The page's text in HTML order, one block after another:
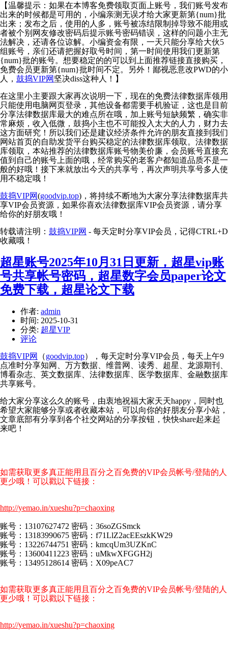
【温馨提示：如果在本博客免费领取页面上账号，我们账号发布
出来的时候都是可用的，小编亲测无误才给大家更新第{num}批
出来；发布之后，使用的人多，账号被冻结限制掉导致不能用或
者被个别网友修改密码后提示账号密码错误，这样的问题小主无
法解决，还请各位谅解。小编资金有限，一天只能分享给大伙5
组账号，亲们还请把握好取号时间，第一时间使用我们更新第
{num}批的账号。想要稳定的的可以到上面推荐链接直接购买，
免费会员更新第{num}批时间不定。另外！鄙视恶意改PWD的小
人， 鼓捣VIP网 坚决diss这种人！】
在这里小主要跟大家再次说明一下，现在的免费法律数据库领用
只能使用电脑网页登录，其他设备都需要手机验证，这也是目前
分享法律数据库最大的难点所在哦，加上账号短缺频繁，确实非
常麻烦，收入低微，鼓捣小主也不可能投入太大的人力，财力去
这方面研究！所以我们还是建议经济条件允许的朋友直接到我们
网站首页的自助发货平台购买稳定的法律数据库领取。法律数据
库领取，本站推荐的法律数据库账号物美价廉，会员账号直接充
值到自己的账号上面的哦，经常购买的老客户都知道品质不是一
般的好哦！接下来就放出今天的共享号，再次声明共享号多人使
用不稳定哦！
鼓捣VIP网(goodvip.top)，将持续不断地为大家分享法律数据库共
享VIP会员资源，如果你喜欢法律数据库VIP会员资源，请分享
给你的好朋友哦！
转载请注明： 鼓捣VIP网 - 每天定时分享VIP会员，记得CTRL+D
收藏哦！
超星账号2025年10月31日更新，超星vip账
号共享帐号密码，超星数字会员paper论文
免费下载，超星论文下载
作者: admin
时间: 2025-10-31
分类: 超星VIP
评论
鼓捣VIP网
（goodvip.top），每天定时分享VIP会员，每天上午9
点准时分享知网、万方数据、维普网、读秀、超星、龙源期刊、
博看杂志、英文数据库、法律数据库、医学数据库、金融数据库
共享账号。
给大家分享这么久的账号，由衷地祝福大家天天happy，同时也
希望大家能够分享或者收藏本站，可以向你的好朋友分享小站，
文章底部有分享到各个社交网站的分享按钮，快快share起来起
来吧！
如需获取更多真正能用且百分之百免费的VIP会员帐号/登陆的人
更少哦！可以戳以下链接：
http://yemao.in/xueshu?p=chaoxing
账号：13107627472 密码：36soZGSmck
账号：13183990675 密码：f71LlZ2acEEszkKW29
账号：13226744751 密码：kmcqUm3UZKnC
账号：13600411223 密码：uMkwXFGGH2j
账号：13495128614 密码：X09peAC7
如需获取更多真正能用且百分之百免费的VIP会员帐号/登陆的人
更少哦！可以戳以下链接：
http://yemao.in/xueshu?p=chaoxing